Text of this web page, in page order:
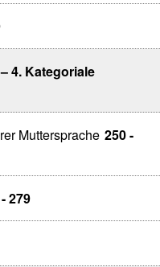
4. Kategoriale
Muttersprache 250 -
279